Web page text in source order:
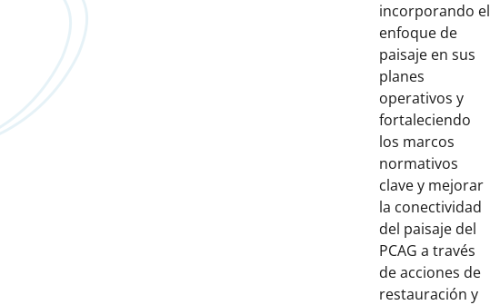
incorporando el
enfoque de
paisaje en sus
planes
operativos y
fortaleciendo
los marcos
normativos
clave y mejorar
la conectividad
del paisaje del
PCAG a través
de acciones de
restauración y